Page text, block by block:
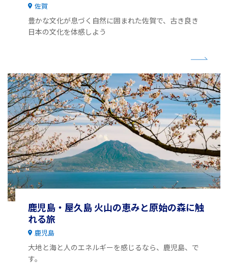
佐賀
豊かな文化が息づく自然に囲まれた佐賀で、古き良き
日本の文化を体感しよう
鹿児島・屋久島 火山の恵みと原始の森に触
れる旅
鹿児島
大地と海と人のエネルギーを感じるなら、鹿児島、で
す。